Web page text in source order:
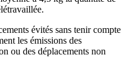
évités sans tenir compte
les émissions des
ou des déplacements non